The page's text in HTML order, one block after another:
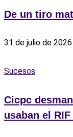
De un tiro
31 de julio de 2026
Sucesos
Cicpc
usaban el